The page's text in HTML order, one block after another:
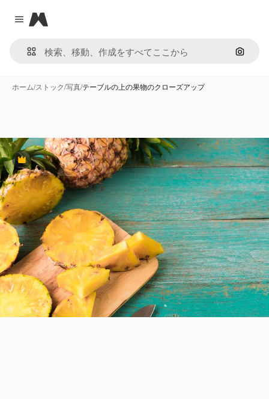
Close menu
Magnific
画像で
ホーム/ストック/写真/テーブルの上の果物のクローズアップ
Premium